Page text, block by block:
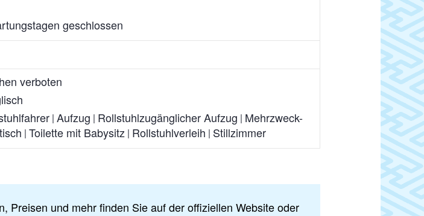
geschlossen
verboten
Aufzug Rollstuhlzugänglicher Aufzug Mehrzweck-
Toilette mit Babysitz Rollstuhlverleih Stillzimmer
Preisen und mehr finden Sie auf der offiziellen Website oder